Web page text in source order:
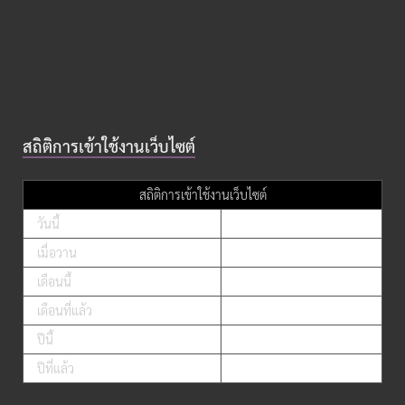
สถิติการเข้าใช้งานเว็บไซต์
สถิติการเข้าใช้งานเว็บไซต์
วันนี้
เมื่อวาน
เดือนนี้
เดือนที่แล้ว
ปีนี้
ปีที่แล้ว